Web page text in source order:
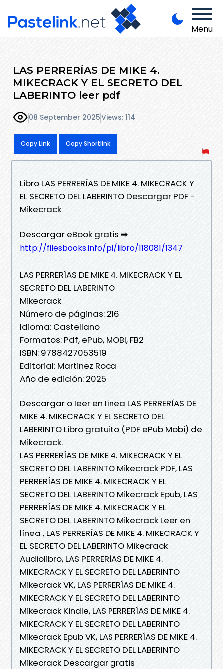
Menu
LAS PERRERÍAS DE MIKE 4.
MIKECRACK Y EL SECRETO DEL
LABERINTO leer pdf
08 September 2025Views: 114
Copy Link Copy Shortlink
Libro LAS PERRERÍAS DE MIKE 4. MIKECRACK Y
EL SECRETO DEL LABERINTO Descargar PDF -
Mikecrack
Descargar eBook gratis ➡
http://filesbooks.info/pl/libro/118081/1347
LAS PERRERÍAS DE MIKE 4. MIKECRACK Y EL
SECRETO DEL LABERINTO
Mikecrack
Número de páginas: 216
Idioma: Castellano
Formatos: Pdf, ePub, MOBI, FB2
ISBN: 9788427053519
Editorial: Martinez Roca
Año de edición: 2025
Descargar o leer en línea LAS PERRERÍAS DE
MIKE 4. MIKECRACK Y EL SECRETO DEL
LABERINTO Libro gratuito (PDF ePub Mobi) de
Mikecrack.
LAS PERRERÍAS DE MIKE 4. MIKECRACK Y EL
SECRETO DEL LABERINTO Mikecrack PDF, LAS
PERRERÍAS DE MIKE 4. MIKECRACK Y EL
SECRETO DEL LABERINTO Mikecrack Epub, LAS
PERRERÍAS DE MIKE 4. MIKECRACK Y EL
SECRETO DEL LABERINTO Mikecrack Leer en
línea , LAS PERRERÍAS DE MIKE 4. MIKECRACK Y
EL SECRETO DEL LABERINTO Mikecrack
Audiolibro, LAS PERRERÍAS DE MIKE 4.
MIKECRACK Y EL SECRETO DEL LABERINTO
Mikecrack VK, LAS PERRERÍAS DE MIKE 4.
MIKECRACK Y EL SECRETO DEL LABERINTO
Mikecrack Kindle, LAS PERRERÍAS DE MIKE 4.
MIKECRACK Y EL SECRETO DEL LABERINTO
Mikecrack Epub VK, LAS PERRERÍAS DE MIKE 4.
MIKECRACK Y EL SECRETO DEL LABERINTO
Mikecrack Descargar gratis